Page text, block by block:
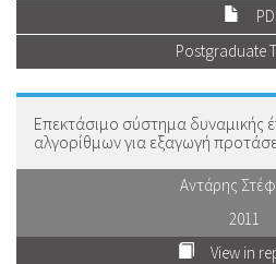
Postgraduate
Eπεκτάσιμο σύστημα δυναμικής
αλγορίθμων για εξαγωγή
Αντάρης
2011
View in